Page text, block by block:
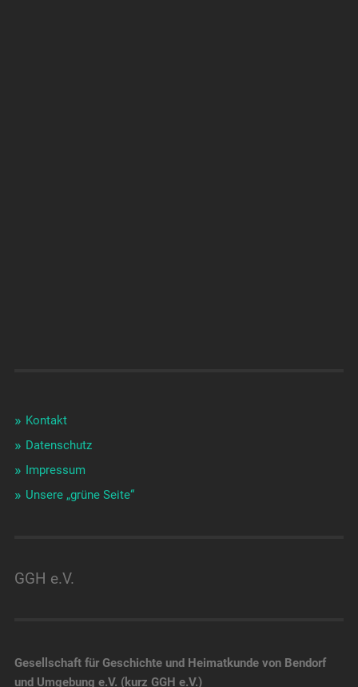
Kontakt
Datenschutz
Impressum
Unsere „grüne Seite“
GGH e.V.
Gesellschaft für Geschichte und Heimatkunde von Bendorf
und Umgebung e.V. (kurz GGH e.V.)